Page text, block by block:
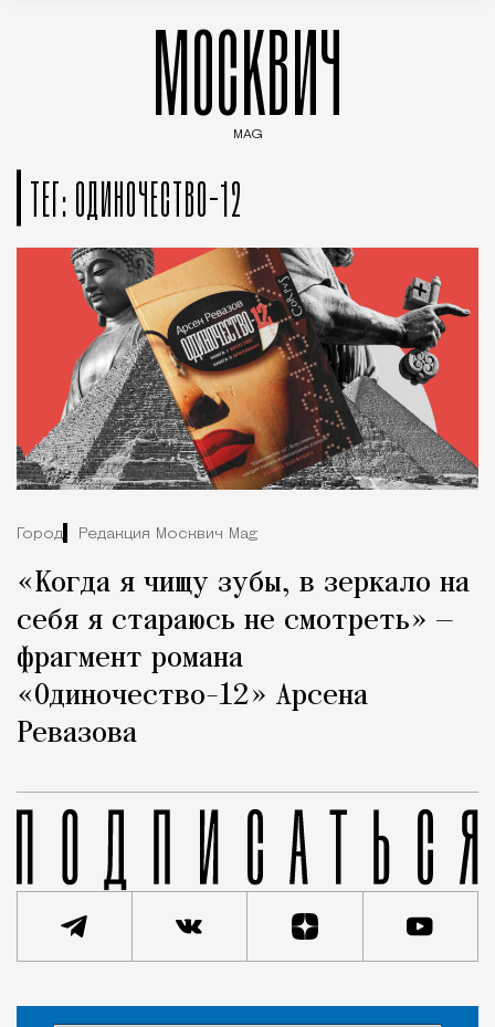
МОСКВИЧ
MAG
ТЕГ: ОДИНОЧЕСТВО-12
Город Редакция Москвич Mag
«Когда я чищу зубы, в зеркало на
себя я стараюсь не смотреть» —
фрагмент романа
«Одиночество-12» Арсена
Ревазова